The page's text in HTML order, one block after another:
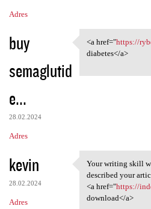
Adres
buy
semaglutid
e...
28.02.2024
Adres
<a
<a href="https://
diabetes</a>
kevin
28.02.2024
Adres
Your writing
Your writing skill
described your
<a href="https://
download</a>